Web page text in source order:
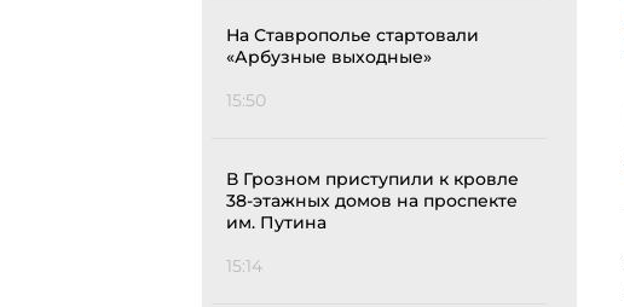
На Ставрополье стартовали
«Арбузные выходные»
15:50
В Грозном приступили к кровле
38-этажных домов на проспекте
им. Путина
15:14